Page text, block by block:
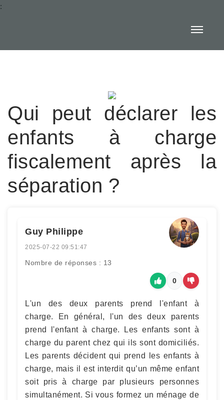
:
Qui peut déclarer les
enfants à charge
fiscalement après la
séparation ?
Guy Philippe
2025-07-22 09:51:47
Nombre de réponses : 13
0
L'un des deux parents prend l'enfant à
charge. En général, l'un des deux parents
prend l'enfant à charge. Les enfants sont à
charge du parent chez qui ils sont domiciliés.
Les parents décident qui prend les enfants à
charge, mais il est interdit qu’un même enfant
soit pris à charge par plusieurs personnes
simultanément. Si vous formez un ménage de